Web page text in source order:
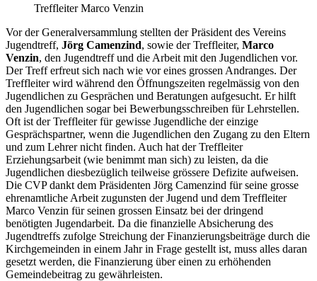
Treffleiter Marco Venzin
Vor der Generalversammlung stellten der Präsident des Vereins
Jugendtreff, Jörg Camenzind, sowie der Treffleiter, Marco
Venzin, den Jugendtreff und die Arbeit mit den Jugendlichen vor.
Der Treff erfreut sich nach wie vor eines grossen Andranges. Der
Treffleiter wird während den Öffnungszeiten regelmässig von den
Jugendlichen zu Gesprächen und Beratungen aufgesucht. Er hilft
den Jugendlichen sogar bei Bewerbungsschreiben für Lehrstellen.
Oft ist der Treffleiter für gewisse Jugendliche der einzige
Gesprächspartner, wenn die Jugendlichen den Zugang zu den Eltern
und zum Lehrer nicht finden. Auch hat der Treffleiter
Erziehungsarbeit (wie benimmt man sich) zu leisten, da die
Jugendlichen diesbezüglich teilweise grössere Defizite aufweisen.
Die CVP dankt dem Präsidenten Jörg Camenzind für seine grosse
ehrenamtliche Arbeit zugunsten der Jugend und dem Treffleiter
Marco Venzin für seinen grossen Einsatz bei der dringend
benötigten Jugendarbeit. Da die finanzielle Absicherung des
Jugendtreffs zufolge Streichung der Finanzierungsbeiträge durch die
Kirchgemeinden in einem Jahr in Frage gestellt ist, muss alles daran
gesetzt werden, die Finanzierung über einen zu erhöhenden
Gemeindebeitrag zu gewährleisten.